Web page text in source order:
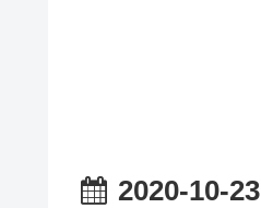
2020-10-23